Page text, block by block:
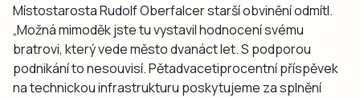
Místostarosta Rudolf Oberfalcer starší obvinění odmítl.
„Možná mimoděk jste tu vystavil hodnocení svému
bratrovi, který vede město dvanáct let. S podporou
podnikání to nesouvisí. Pětadvacetiprocentní příspěvek
na technickou infrastrukturu poskytujeme za splnění